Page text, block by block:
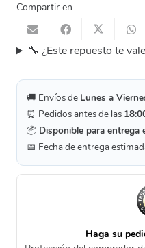
Motor
Bomba
cantidad
Compartir en
🔧 ¿Este repuesto te
🚚 Envíos de Lunes a
⏰ Pedidos antes de las
📦 Disponible para entrega
📅 Fecha de entrega